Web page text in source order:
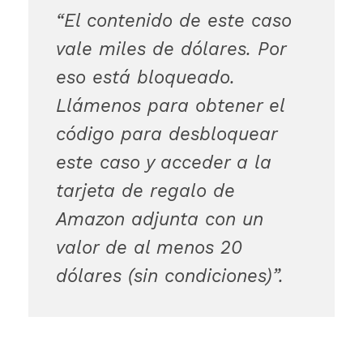
“El contenido de este caso
vale miles de dólares. Por
eso está bloqueado.
Llámenos para obtener el
código para desbloquear
este caso y acceder a la
tarjeta de regalo de
Amazon adjunta con un
valor de al menos 20
dólares (sin condiciones)”.